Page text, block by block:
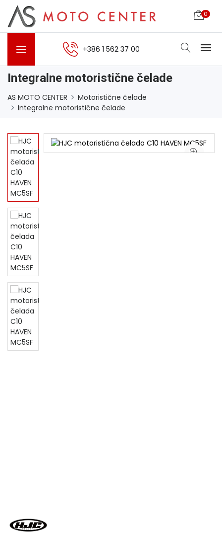
0
+386 1 562 37 00
Integralne motoristične čelade
AS MOTO CENTER
Motoristične čelade
Integralne motoristične čelade